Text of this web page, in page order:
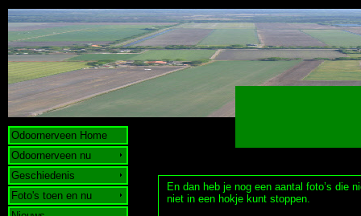
Odoornerveen Home
Odoornerveen nu
Geschiedenis
Foto's toen en nu
En dan heb je nog een aantal foto’s die
niet in een hokje kunt stoppen.